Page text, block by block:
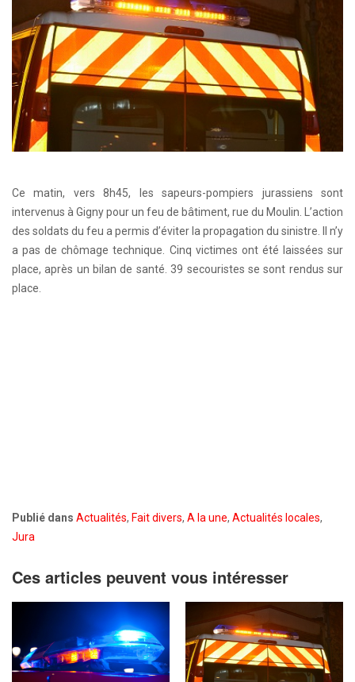
Ce matin, vers 8h45, les sapeurs-pompiers jurassiens sont
intervenus à Gigny pour un feu de bâtiment, rue du Moulin. L’action
des soldats du feu a permis d’éviter la propagation du sinistre. Il n’y
a pas de chômage technique. Cinq victimes ont été laissées sur
place, après un bilan de santé. 39 secouristes se sont rendus sur
place.
Publié dans Actualités, Fait divers, A la une, Actualités locales,
Jura
Ces articles peuvent vous intéresser